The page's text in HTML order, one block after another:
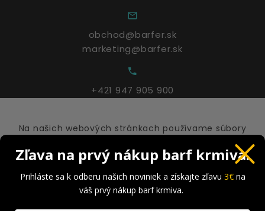
obchod@barfer.sk
marketing@barfer.sk
+421 947 905 900
Po - Pia: 9:00 – 17:00
Na našich webových stránkach používame súbory
fungovanie webu, zatiaľ čo iné nám pomáhajú
vylepšiť tento web a váš používateľský zážitok.
Viac informácií
Zľava na prvý nákup barf krmiva.
Prihláste sa k odberu našich noviniek a získajte zľavu 3€na
váš prvý nákup barf krmiva.